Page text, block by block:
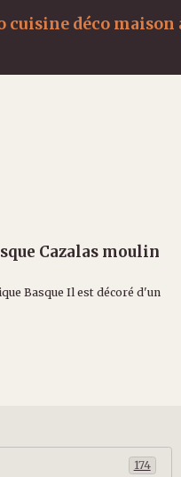
cuisine déco
Cazalas moulin
Basque Il est décoré d'un
174